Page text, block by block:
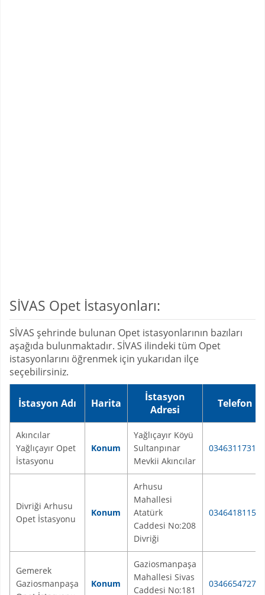
SİVAS Opet İstasyonları:
SİVAS şehrinde bulunan Opet istasyonlarının bazıları
aşağıda bulunmaktadır. SİVAS ilindeki tüm Opet
istasyonlarını öğrenmek için yukarıdan ilçe
seçebilirsiniz.
İstasyon Adı Harita
İstasyon
Adresi
Telefon
Akıncılar
Yağlıçayır Opet
İstasyonu
Konum
Yağlıçayır Köyü
Sultanpınar
Mevkii Akıncılar
03463117319
Divriği Arhusu
Opet İstasyonu
Konum
Arhusu
Mahallesi
Atatürk
Caddesi No:208
Divriği
03464181150
Gemerek
Gaziosmanpaşa
Konum
Gaziosmanpaşa
Mahallesi Sivas
Caddesi No:181
03466547272